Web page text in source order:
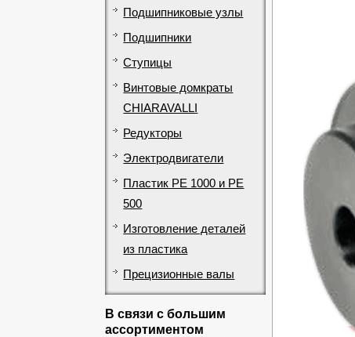
Подшипниковые узлы
Подшипники
Ступицы
Винтовые домкраты
CHIARAVALLI
Редукторы
Электродвигатели
Пластик PE 1000 и PE
500
Изготовление деталей
из пластика
Прецизионные валы
В связи с большим
ассортиментом